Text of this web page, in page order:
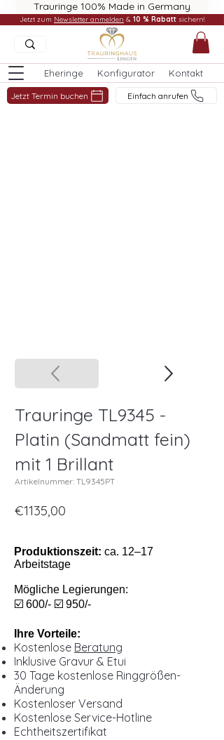
Trauringe 100% Made in Germany
Eheringe Konfigurator Kontakt
Jetzt Termin buchen Einfach anrufen
Jetzt zum Newsletter anmelden & 10 % Rabatt sichern!
Trauringe TL9345 -
Platin (Sandmatt fein)
mit 1 Brillant
Artikelnummer: TL9345PT
€1135,00
Produktionszeit: ca. 12–17
Arbeitstage
Mögliche Legierungen:
☑️ 600/- ☑️ 950/-
Ihre Vorteile:
Kostenlose Beratung
Inklusive Gravur & Etui
30 Tage kostenlose Ringgrößen-
Änderung
Kostenloser Versand
Kostenlose Service-Hotline
Echtheitszertifikat